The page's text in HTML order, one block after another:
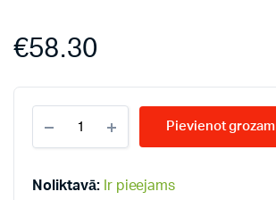
€58.30
300*700
quantity
Pievienot grozam
Noliktavā: Ir pieejams